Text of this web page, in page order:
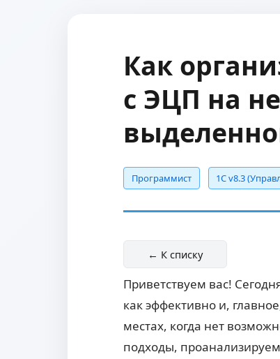
Как
с ЭЦП на
Программист 1С v8.3
← К списку
Приветствуем вас!
как эффективно и,
местах, когда нет
подходы,